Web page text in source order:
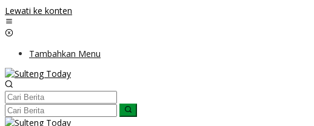
Lewati ke konten
Tambahkan Menu